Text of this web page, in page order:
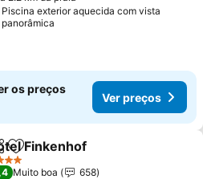
Piscina exterior aquecida com vista
panorâmica
os preços
Ver preços
Adicionar aos favoritos
Finkenhof
Muito boa
658